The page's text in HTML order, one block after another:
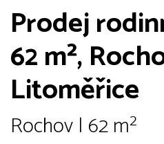
Prodej
62 m²,
Litoměřice
Rochov | 62 m²